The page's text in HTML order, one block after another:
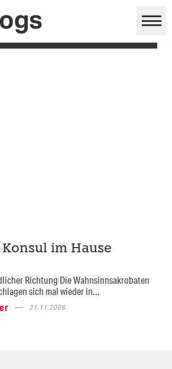
im Hause
Richtung Die Wahnsinnsakrobaten
sich mal wieder in...
21.11.2006